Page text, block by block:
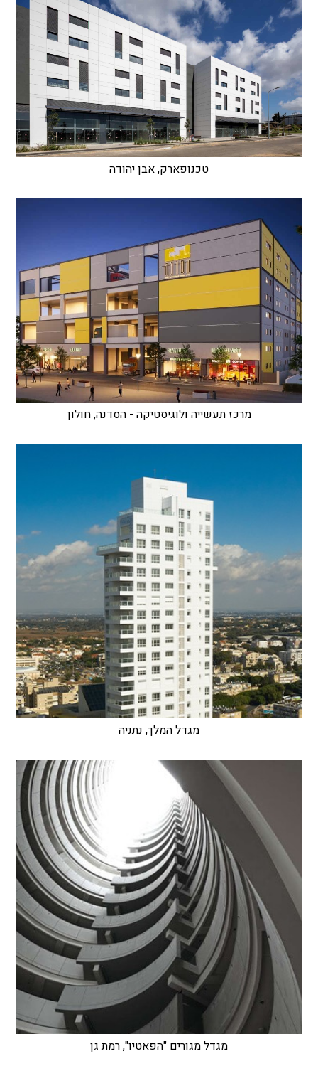
טכנופארק, אבן יהודה
מרכז תעשייה ולוגיסטיקה - הסדנה, חולון
מגדל המלך, נתניה
מגדל מגורים "הפאטיו", רמת גן